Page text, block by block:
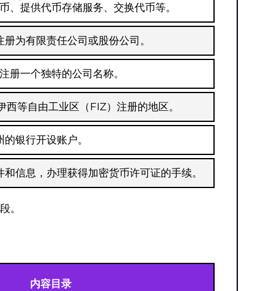
、提供代币存储服务、交换代币等。
为有限责任公司或股份公司。
册一个独特的公司名称。
等自由工业区（FIZ）注册的地区。
银行开设账户。
信息，办理获得加密货币许可证的手续。
。
内容目录